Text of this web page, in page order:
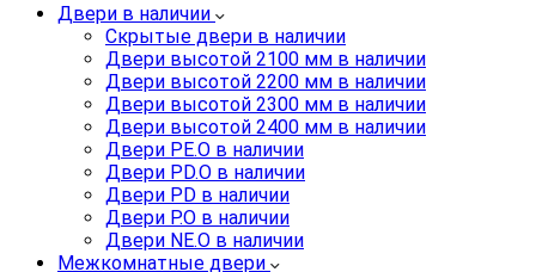
Двери в наличии
Скрытые двери в наличии
Двери высотой 2100 мм в наличии
Двери высотой 2200 мм в наличии
Двери высотой 2300 мм в наличии
Двери высотой 2400 мм в наличии
Двери PE.O в наличии
Двери PD.O в наличии
Двери PD в наличии
Двери P.O в наличии
Двери NE.O в наличии
Межкомнатные двери